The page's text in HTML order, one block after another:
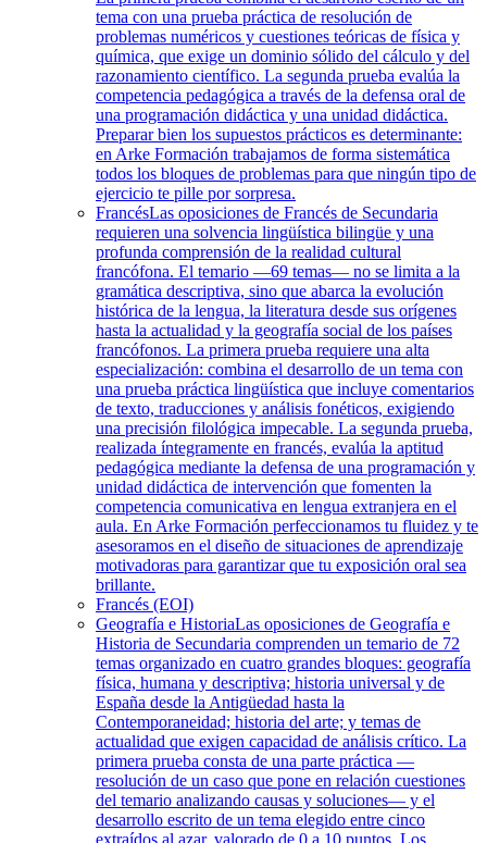
tema con una prueba práctica de resolución de
problemas numéricos y cuestiones teóricas de física y
química, que exige un dominio sólido del cálculo y del
razonamiento científico. La segunda prueba evalúa la
competencia pedagógica a través de la defensa oral de
una programación didáctica y una unidad didáctica.
Preparar bien los supuestos prácticos es determinante:
en Arke Formación trabajamos de forma sistemática
todos los bloques de problemas para que ningún tipo de
ejercicio te pille por sorpresa.
FrancésLas oposiciones de Francés de Secundaria
requieren una solvencia lingüística bilingüe y una
profunda comprensión de la realidad cultural
francófona. El temario —69 temas— no se limita a la
gramática descriptiva, sino que abarca la evolución
histórica de la lengua, la literatura desde sus orígenes
hasta la actualidad y la geografía social de los países
francófonos. La primera prueba requiere una alta
especialización: combina el desarrollo de un tema con
una prueba práctica lingüística que incluye comentarios
de texto, traducciones y análisis fonéticos, exigiendo
una precisión filológica impecable. La segunda prueba,
realizada íntegramente en francés, evalúa la aptitud
pedagógica mediante la defensa de una programación y
unidad didáctica de intervención que fomenten la
competencia comunicativa en lengua extranjera en el
aula. En Arke Formación perfeccionamos tu fluidez y te
asesoramos en el diseño de situaciones de aprendizaje
motivadoras para garantizar que tu exposición oral sea
brillante.
Francés (EOI)
Geografía e HistoriaLas oposiciones de Geografía e
Historia de Secundaria comprenden un temario de 72
temas organizado en cuatro grandes bloques: geografía
física, humana y descriptiva; historia universal y de
España desde la Antigüedad hasta la
Contemporaneidad; historia del arte; y temas de
actualidad que exigen capacidad de análisis crítico. La
primera prueba consta de una parte práctica —
resolución de un caso que pone en relación cuestiones
del temario analizando causas y soluciones— y el
desarrollo escrito de un tema elegido entre cinco
extraídos al azar, valorado de 0 a 10 puntos. Los